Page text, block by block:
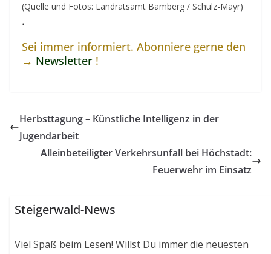
(Quelle und Fotos: Landratsamt Bamberg / Schulz-Mayr)
.
Sei immer informiert. Abonniere gerne den
→ Newsletter !
Herbsttagung – Künstliche Intelligenz in der
Jugendarbeit
Alleinbeteiligter Verkehrsunfall bei Höchstadt:
Feuerwehr im Einsatz
Steigerwald-News
Viel Spaß beim Lesen! Willst Du immer die neuesten